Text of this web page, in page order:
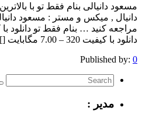
دانیال , میکس و مستر : مسعود
دانلود با کیفیت 320 – 7.00 مگابایت [] The post appeared first on .
Published by: 0
مدیر :